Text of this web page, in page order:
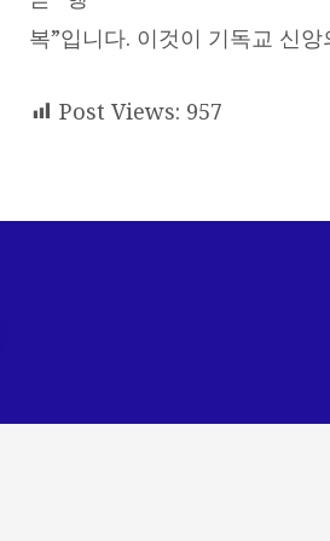
복”입니다. 이것이 기독교 신
Post Views: 957